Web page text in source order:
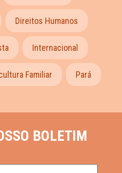
Direitos Humanos
Internacional
Familiar Pará
BOLETIM